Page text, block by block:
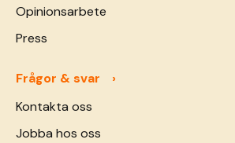
Opinionsarbete
Press
Frågor & svar
Kontakta oss
Jobba hos oss